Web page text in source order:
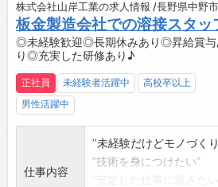
半導体製品の検査や組立
ンの他、台車を使用した
す。
いずれの作業も作業手順
加えてベテランスタッフ
ますので、未経験の方も
株式会社山岸工業の求人情報 /長野県中野市
板金製造会社での溶接スタッ
◎未経験歓迎◎長期休みあり◎昇給賞与
り◎充実した研修あり♪
正社員 未経験者活躍中
高校卒以上
男性活躍中
仕事内容
’’未経験だけどモノづく
”技術を身につけたい”